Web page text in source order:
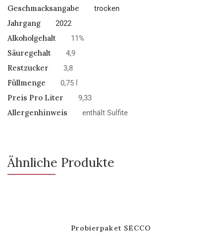
Geschmacksangabe trocken
Jahrgang 2022
Alkoholgehalt 11%
Säuregehalt 4,9
Restzucker 3,8
Füllmenge 0,75 l
Preis Pro Liter 9,33
Allergenhinweis enthält Sulfite
Ähnliche Produkte
Probierpaket SECCO